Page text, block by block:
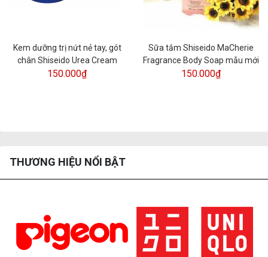
Kem dưỡng trị nứt nẻ tay, gót
chân Shiseido Urea Cream
150.000₫
Sữa tắm Shiseido MaCherie
Fragrance Body Soap mẫu mới
150.000₫
THƯƠNG HIỆU NỔI BẬT